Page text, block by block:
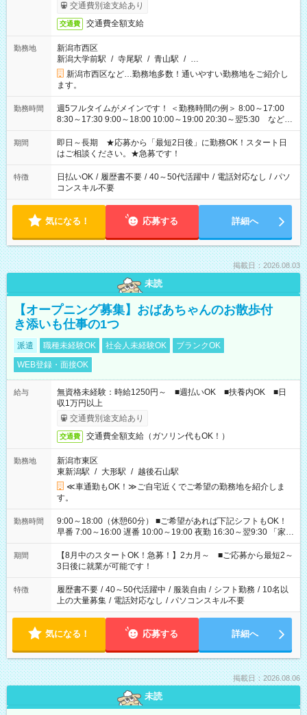
交通費別途支給あり
交通費 交通費全額支給
勤務地
新潟市西区
新潟大学前駅 / 寺尾駅 / 青山駅 / …
新潟市西区など…勤務地多数！通いやすい勤務地をご紹介し
ます。
勤務時間
週5フルタイムがメインです！ ＜勤務時間の例＞ 8:00～17:00
8:30～17:30 9:00～18:00 10:00～19:00 20:30～翌5:30 など ★
その他にも勤務時間多数！ 日勤のみ、残業なし、交替制など
ご希望を教えてください！
期間
即日～長期 ★応募から「最短2日後」に勤務OK！スタート日
はご相談ください。★急募です！
特徴 日払いOK / 履歴書不要 / 40～50代活躍中 / 電話対応なし / パソ
コンスキル不要
気になる！ 応募する 詳細へ
掲載日：2026.08.03
未読
【オープニング募集】おばあちゃんのお散歩付
き添いも仕事の1つ
派遣 職種未経験OK 社会人未経験OK
ブランクOK
WEB登録・面接OK
給与
無資格未経験：時給1250円～ ■週払いOK ■扶養内OK ■日
収1万円以上
交通費別途支給あり
交通費 交通費全額支給（ガソリン代もOK！）
勤務地
新潟市東区
東新潟駅 / 大形駅 / 越後石山駅
≪車通勤もOK！≫ご自宅近くでご希望の勤務地を紹介しま
す。
勤務時間
9:00～18:00（休憩60分） ■ご希望があれば下記シフトもOK！
早番 7:00～16:00 遅番 10:00～19:00 夜勤 16:30～翌9:30 「家族
と休みを合わせたい」 「余裕を持って夕飯の準備がしたい」
「できれば残業はしたくない」 など、ご希望を教えてください
ね。 ※Wワーク希望の方へ 今ご覧のお仕事で希望する勤務時間
と、もう1つのお仕事の勤務時間。 合計で週40時間を超える場
合は応募できません。
期間
【8月中のスタートOK！急募！】2カ月～ ■ご応募から最短2～
3日後に就業が可能です！
特徴 履歴書不要 / 40～50代活躍中 / 服装自由 / シフト勤務 / 10名以
上の大量募集 / 電話対応なし / パソコンスキル不要
気になる！ 応募する 詳細へ
掲載日：2026.08.06
未読